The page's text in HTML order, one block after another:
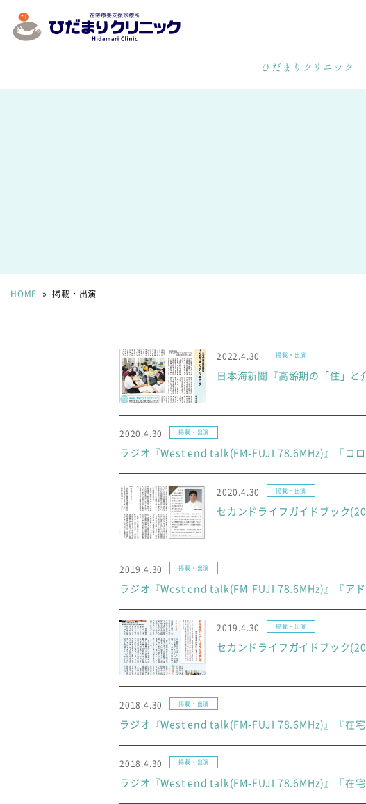
ひだまりクリニック
HOME »掲載・出演
2022.4.30 掲載・出演
日本海新聞『高齢期の「住」
2020.4.30 掲載・出演
ラジオ『West end talk(FM-FUJI 78.6MHz)』『コロ
2020.4.30 掲載・出演
セカンドライフガイドブック
2019.4.30 掲載・出演
ラジオ『West end talk(FM-FUJI 78.6MHz)』『アド
2019.4.30 掲載・出演
セカンドライフガイドブック
2018.4.30 掲載・出演
ラジオ『West end talk(FM-FUJI 78.6MHz)』『在宅
2018.4.30 掲載・出演
ラジオ『West end talk(FM-FUJI 78.6MHz)』『在宅